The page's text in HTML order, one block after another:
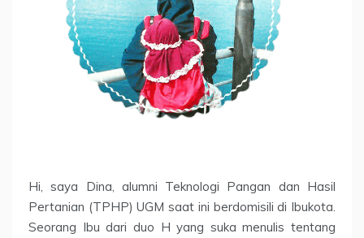
Hi, saya Dina, alumni Teknologi Pangan dan Hasil
Pertanian (TPHP) UGM saat ini berdomisili di Ibukota.
Seorang Ibu dari duo H yang suka menulis tentang